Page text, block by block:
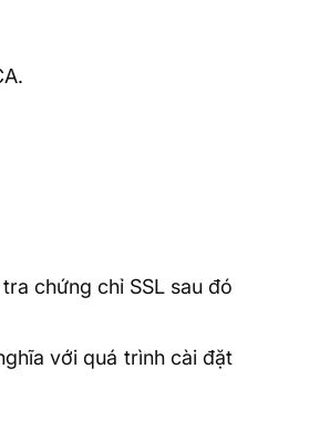
chứng chỉ SSL sau đó
với quá trình cài đặt